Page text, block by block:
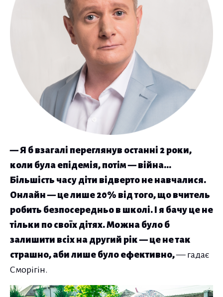
— Я б взагалі переглянув останні 2 роки,
коли була епідемія, потім — війна…
Більшість часу діти відверто не навчалися.
Онлайн — це лише 20% від того, що вчитель
робить безпосередньо в школі. І я бачу це не
тільки по своїх дітях. Можна було б
залишити всіх на другий рік — це не так
страшно, аби лише було ефективно,— гадає
Сморігін.